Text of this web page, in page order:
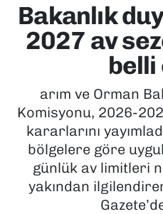
Bakanlık
2027 av
belli
arım ve Orman
Komisyonu, 2026-
kararlarını
bölgelere göre
günlük av limitleri
yakından
EKONOMİ
KÜLTÜR SANAT
MAGAZİN
POLİTİKA
SAĞLIK
Tüm Manşetler
Son Dakika Haberleri
Haber Arşivi